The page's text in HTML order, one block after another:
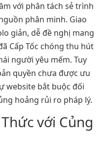
với phân tách sẻ trình
phân minh. Giao
giản, dễ đề nghị mang
Cấp Tốc chóng thu hút
người yêu mếm. Tuy
quyền chưa được ưu
website bắt buộc đối
hoảng rủi ro pháp lý.
với Củng